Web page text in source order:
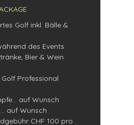
Golf inkl. Bälle &
des Events
Bier & Wein
Golf Professional
auf Wunsch
auf Wunsch
CHF 100 pro